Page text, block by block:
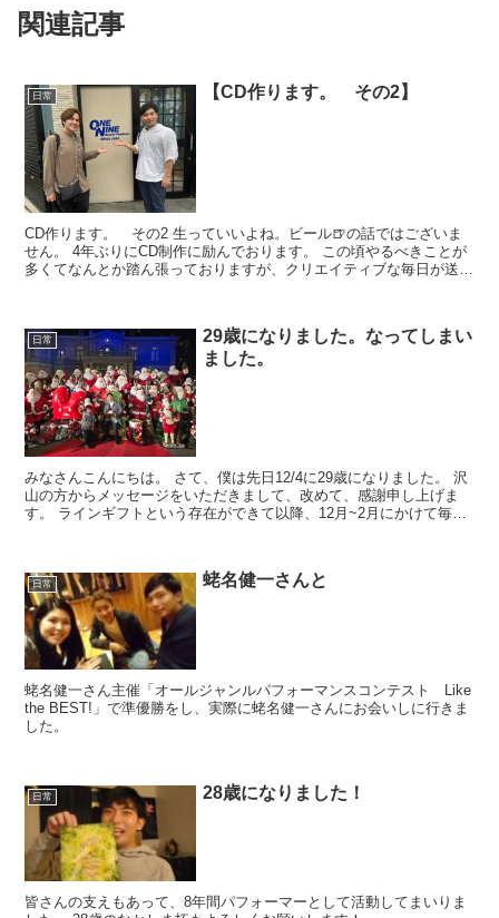
関連記事
日常 【CD作ります。 その2】
CD作ります。 その2 生っていいよね。ビール🍺の話ではございま
せん。 4年ぶりにCD制作に励んでおります。 この頃やるべきことが
多くてなんとか踏ん張っておりますが、クリエイティブな毎日が送れ
日常
29歳になりました。なってしまい
ました。
みなさんこんにちは。 さて、僕は先日12/4に29歳になりました。 沢
山の方からメッセージをいただきまして、改めて、感謝申し上げま
す。 ラインギフトという存在ができて以降、12月~2月にかけて毎年
日常 蛯名健一さんと
蛯名健一さん主催「オールジャンルパフォーマンスコンテスト Like
the BEST!」で準優勝をし、実際に蛯名健一さんにお会いしに行きま
した。
日常 28歳になりました！
皆さんの支えもあって、8年間パフォーマーとして活動してまいりま